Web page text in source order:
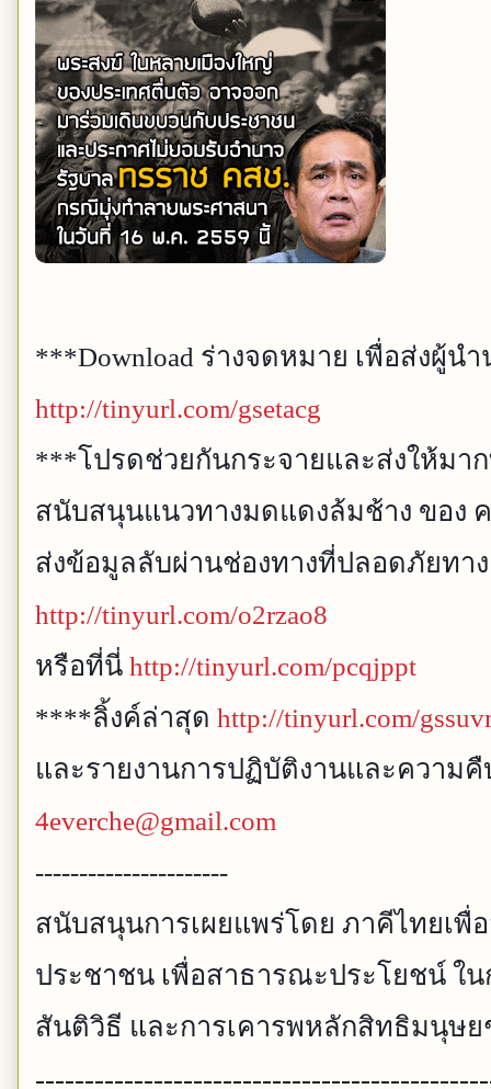
***Download ร่างจดหมาย เพื่อส่งผู้น
http://tinyurl.com/gsetacg
***โปรดช่วยกันกระจายและส่งให้ม
สนับสนุนแนวทางมดแดงล้มช้าง ของ
ส่งข้อมูลลับผ่านช่องทางที่ปลอดภัยทา
http://tinyurl.com/o2rzao8
หรือที่นี่ http://tinyurl.com/pcqjppt
****ลิ้งค์ล่าสุด http://tinyurl.com/
และรายงานการปฏิบัติงานและความ
4everche@gmail.com
----------------------
สนับสนุนการเผยแพร่โดย ภาคีไทยเ
ประชาชน เพื่อสาธารณะประโยชน์ ใ
สันติวิธี และการเคารพหลักสิทธิมนุษ